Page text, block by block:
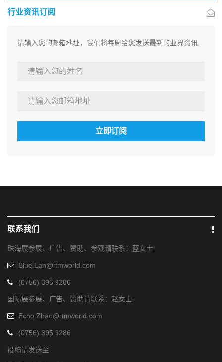
行业资讯订阅
请输入您的邮箱地址，我们将每周给您发送最新的业界资讯.
立即订阅
联系我们
珠海展参展、广告、赞助、参观请联系：蓝女士
Blue.Lan@rtmworld.com
(0756) 395 9286
国际展参展、广告、赞助请联系：赵女士
Echo.Zhao@rtmworld.com
(0756) 395 9286
投稿请发送至